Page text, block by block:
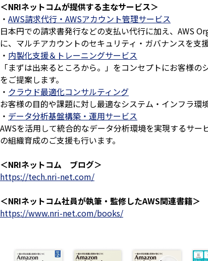
＜NRIネットコムが提供する主なサービス＞
・ AWS請求代行・AWSアカウント管理サービス
日本円での請求書発行などの支払い代行に加え、AWS
に、マルチアカウントのセキュリティ・ガバナンスを支援
・ 内製化支援＆トレーニングサービス
「まずは出来るところから。」をコンセプトにお客様
をご提案します。
・ クラウド最適化コンサルティング
お客様の目的や課題に対し最適なシステム・インフラ環
・ データ分析基盤構築・運用サービス
AWSを活用して統合的なデータ分析環境を実現するサ
の組織育成のご支援も行います。
＜NRIネットコム ブログ＞
https://tech.nri-net.com/
＜NRIネットコム社員が執筆・監修したAWS関連書籍＞
https://www.nri-net.com/books/